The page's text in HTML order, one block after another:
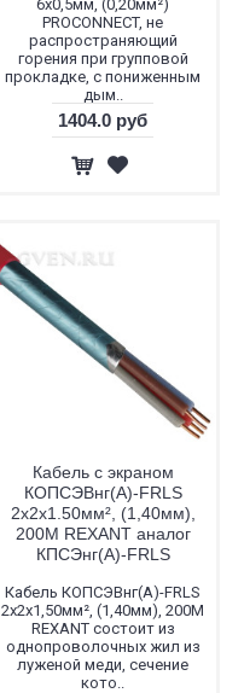
6х0,5мм, (0,20мм²)
PROCONNECT, не
распространяющий
горения при групповой
прокладке, с пониженным
дым..
1404.0 руб
Кабель с экраном
КОПСЭВнг(А)-FRLS
2x2x1.50мм², (1,40мм),
200М REXANT аналог
КПСЭнг(А)-FRLS
Кабель КОПСЭВнг(А)-FRLS
2x2x1,50мм², (1,40мм), 200М
REXANT состоит из
однопроволочных жил из
луженой меди, сечение
кото..